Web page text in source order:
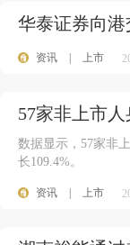
华泰证券向
资讯 上市
57家非上市
数据显示，57家非
长109.4%。
资讯 上市